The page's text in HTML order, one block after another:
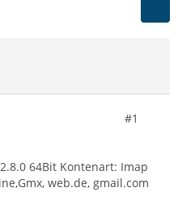
#1
64Bit Kontenart: Imap
web.de, gmail.com